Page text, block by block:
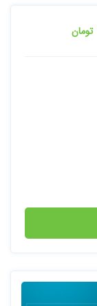
تومان